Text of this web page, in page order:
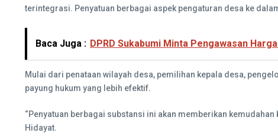
terintegrasi. Penyatuan berbagai aspek pengaturan desa ke
Baca Juga : DPRD Sukabumi Minta Pengawasan
Mulai dari penataan wilayah desa, pemilihan kepala desa,
payung hukum yang lebih efektif.
“Penyatuan berbagai substansi ini akan memberikan
Hidayat.